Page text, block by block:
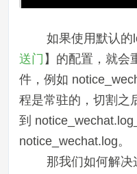
如果使用默认的
送门 】的配置，就会
件，例如
程是常驻的，切割之
到
notice_wechat.log。
那我们如何解决